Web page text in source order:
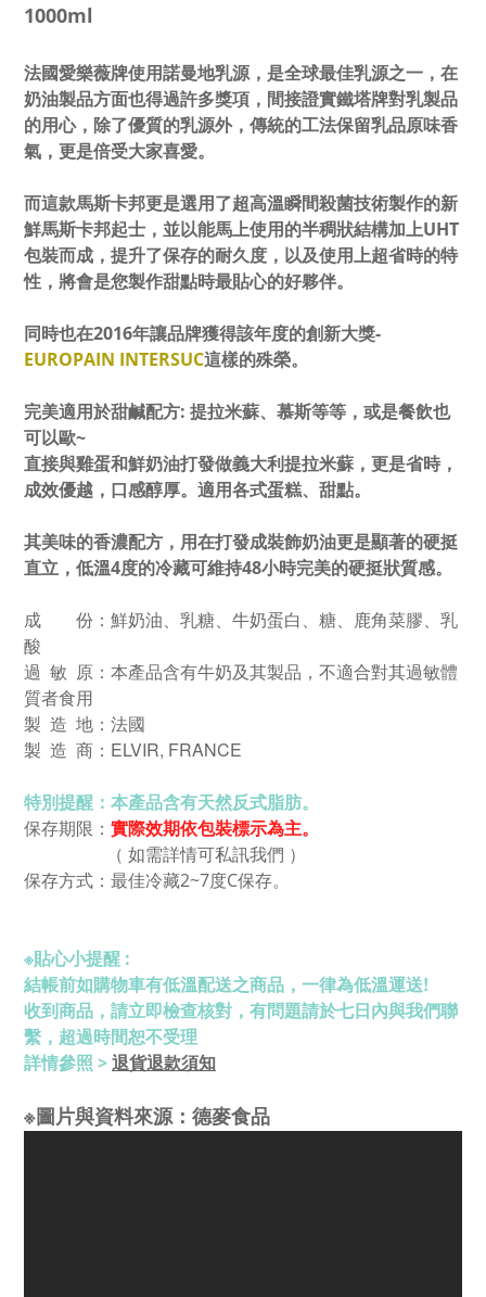
1000ml
法國愛樂薇牌使用諾曼地乳源，是全球最佳乳源之一，在
奶油製品方面也得過許多獎項，間接證實鐵塔牌對乳製品
的用心，除了優質的乳源外，傳統的工法保留乳品原味香
氣，更是倍受大家喜愛。
而這款馬斯卡邦更是選用了超高溫瞬間殺菌技術製作的新
鮮馬斯卡邦起士，並以能馬上使用的半稠狀結構加上UHT
包裝而成 ，提升了保存的耐久度，以及使用上超省時的特
性，將會是您製作甜點時最貼心的好夥伴。
同時也在2016年讓品牌獲得該年度的創新大獎-
EUROPAIN INTERSUC這樣的殊榮。
完美適用於甜鹹配方: 提拉米蘇、慕斯等等，或是餐飲也
可以歐~
直接與雞蛋和鮮奶油打發做義大利提拉米蘇，更是省時，
成效優越，口感醇厚。適用各式蛋糕、甜點。
其美味的香濃配方，用在打發成裝飾奶油更是顯著的硬挺
直立，低溫4度的冷藏可維持48小時完美的硬挺狀質感。
成 份 ： 鮮奶油、乳糖、牛奶蛋白、糖、鹿角菜膠、乳
酸
過 敏 原：本產品含有牛奶及其製品，不適合對其過敏體
質者食用
製 造 地：法國
製 造 商： ELVIR, FRANCE
特別提醒：本產品含有天然反式脂肪。
保存期限： 實際效期依包裝標示為主。
（ 如需詳情可私訊我們 ）
保存方式：最佳冷藏2~7度C保存。
※貼心小提醒 :
結帳前如購物車有低溫配送之商品，一律為低溫運送!
收到商品，請立即檢查核對，有問題請於七日內與我們聯
繫，超過時間恕不受理
詳情參照 >退貨退款須知
※圖片與資料來源：德麥食品